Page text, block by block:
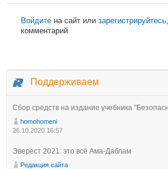
Войдите на сайт или зарегистрируйтесь
комментарий
Поддерживаем
Сбор средств на издание учебника
homohomeni
26.10.2020 16:57
Эверест 2021: это всё Ама-Даблам
Редакция сайта